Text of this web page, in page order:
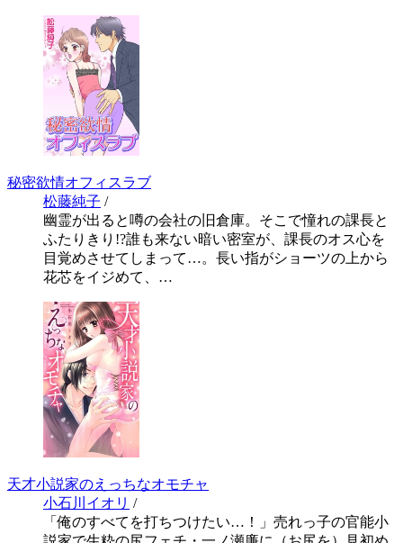
秘密欲情オフィスラブ
松藤純子 /
幽霊が出ると噂の会社の旧倉庫。そこで憧れの課長と
ふたりきり!?誰も来ない暗い密室が、課長のオス心を
目覚めさせてしまって…。長い指がショーツの上から
花芯をイジめて、…
天才小説家のえっちなオモチャ
小石川イオリ /
「俺のすべてを打ちつけたい…！」売れっ子の官能小